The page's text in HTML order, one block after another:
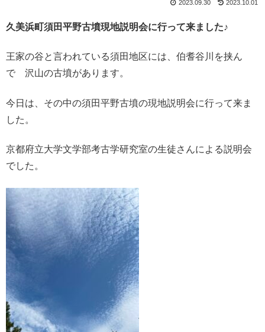
2023.10.01
2023.09.30
久美浜町須田平野古墳現地説明会に行って来ました♪
王家の谷と言われている須田地区には、伯耆谷川を挟ん
で 沢山の古墳があります。
今日は、その中の須田平野古墳の現地説明会に行って来ま
した。
京都府立大学文学部考古学研究室の生徒さんによる説明会
でした。